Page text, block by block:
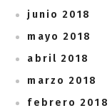
junio 2018
mayo 2018
abril 2018
marzo 2018
febrero 2018